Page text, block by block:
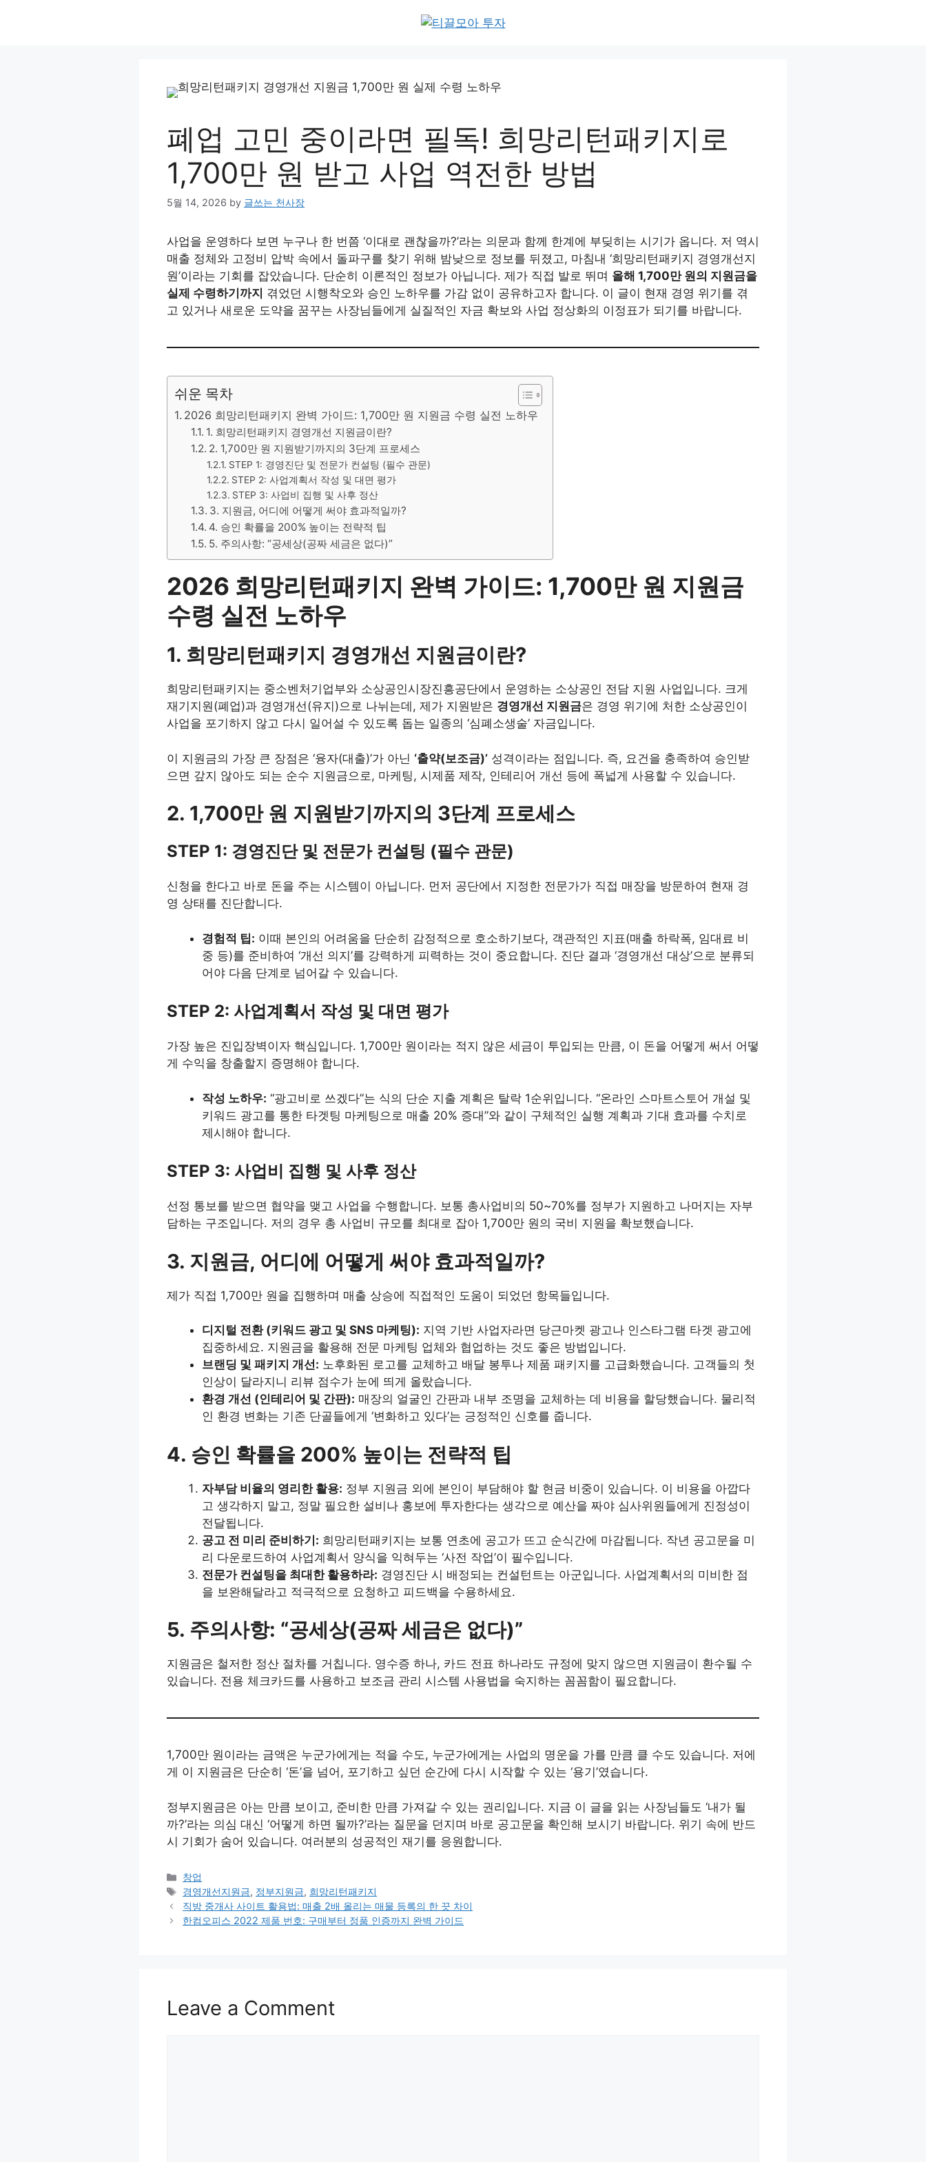
폐업 고민 중이라면 필독! 희망리턴패키지로
1,700만 원 받고 사업 역전한 방법
5월 14, 2026 by 글쓰는 천사장
사업을 운영하다 보면 누구나 한 번쯤 ‘이대로 괜찮을까?’라는 의문과 함께 한계에 부딪히는 시기가 옵니다. 저 역시
매출 정체와 고정비 압박 속에서 돌파구를 찾기 위해 밤낮으로 정보를 뒤졌고, 마침내 ‘희망리턴패키지 경영개선지
원’이라는 기회를 잡았습니다. 단순히 이론적인 정보가 아닙니다. 제가 직접 발로 뛰며 올해 1,700만 원의 지원금을
실제 수령하기까지 겪었던 시행착오와 승인 노하우를 가감 없이 공유하고자 합니다. 이 글이 현재 경영 위기를 겪
고 있거나 새로운 도약을 꿈꾸는 사장님들에게 실질적인 자금 확보와 사업 정상화의 이정표가 되기를 바랍니다.
쉬운 목차
2026 희망리턴패키지 완벽 가이드: 1,700만 원 지원금 수령 실전 노하우
1. 희망리턴패키지 경영개선 지원금이란?
2. 1,700만 원 지원받기까지의 3단계 프로세스
STEP 1: 경영진단 및 전문가 컨설팅 (필수 관문)
STEP 2: 사업계획서 작성 및 대면 평가
STEP 3: 사업비 집행 및 사후 정산
3. 지원금, 어디에 어떻게 써야 효과적일까?
4. 승인 확률을 200% 높이는 전략적 팁
5. 주의사항: “공세상(공짜 세금은 없다)”
2026 희망리턴패키지 완벽 가이드: 1,700만 원 지원금
수령 실전 노하우
1. 희망리턴패키지 경영개선 지원금이란?
희망리턴패키지는 중소벤처기업부와 소상공인시장진흥공단에서 운영하는 소상공인 전담 지원 사업입니다. 크게
재기지원(폐업)과 경영개선(유지)으로 나뉘는데, 제가 지원받은 경영개선 지원금은 경영 위기에 처한 소상공인이
사업을 포기하지 않고 다시 일어설 수 있도록 돕는 일종의 ‘심폐소생술’ 자금입니다.
이 지원금의 가장 큰 장점은 ‘융자(대출)’가 아닌 ‘출약(보조금)’ 성격이라는 점입니다. 즉, 요건을 충족하여 승인받
으면 갚지 않아도 되는 순수 지원금으로, 마케팅, 시제품 제작, 인테리어 개선 등에 폭넓게 사용할 수 있습니다.
2. 1,700만 원 지원받기까지의 3단계 프로세스
STEP 1: 경영진단 및 전문가 컨설팅 (필수 관문)
신청을 한다고 바로 돈을 주는 시스템이 아닙니다. 먼저 공단에서 지정한 전문가가 직접 매장을 방문하여 현재 경
영 상태를 진단합니다.
경험적 팁: 이때 본인의 어려움을 단순히 감정적으로 호소하기보다, 객관적인 지표(매출 하락폭, 임대료 비
중 등)를 준비하여 ‘개선 의지’를 강력하게 피력하는 것이 중요합니다. 진단 결과 ‘경영개선 대상’으로 분류되
어야 다음 단계로 넘어갈 수 있습니다.
STEP 2: 사업계획서 작성 및 대면 평가
가장 높은 진입장벽이자 핵심입니다. 1,700만 원이라는 적지 않은 세금이 투입되는 만큼, 이 돈을 어떻게 써서 어떻
게 수익을 창출할지 증명해야 합니다.
작성 노하우: “광고비로 쓰겠다”는 식의 단순 지출 계획은 탈락 1순위입니다. “온라인 스마트스토어 개설 및
키워드 광고를 통한 타겟팅 마케팅으로 매출 20% 증대”와 같이 구체적인 실행 계획과 기대 효과를 수치로
제시해야 합니다.
STEP 3: 사업비 집행 및 사후 정산
선정 통보를 받으면 협약을 맺고 사업을 수행합니다. 보통 총사업비의 50~70%를 정부가 지원하고 나머지는 자부
담하는 구조입니다. 저의 경우 총 사업비 규모를 최대로 잡아 1,700만 원의 국비 지원을 확보했습니다.
3. 지원금, 어디에 어떻게 써야 효과적일까?
제가 직접 1,700만 원을 집행하며 매출 상승에 직접적인 도움이 되었던 항목들입니다.
디지털 전환 (키워드 광고 및 SNS 마케팅): 지역 기반 사업자라면 당근마켓 광고나 인스타그램 타겟 광고에
집중하세요. 지원금을 활용해 전문 마케팅 업체와 협업하는 것도 좋은 방법입니다.
브랜딩 및 패키지 개선: 노후화된 로고를 교체하고 배달 봉투나 제품 패키지를 고급화했습니다. 고객들의 첫
인상이 달라지니 리뷰 점수가 눈에 띄게 올랐습니다.
환경 개선 (인테리어 및 간판): 매장의 얼굴인 간판과 내부 조명을 교체하는 데 비용을 할당했습니다. 물리적
인 환경 변화는 기존 단골들에게 ‘변화하고 있다’는 긍정적인 신호를 줍니다.
4. 승인 확률을 200% 높이는 전략적 팁
자부담 비율의 영리한 활용: 정부 지원금 외에 본인이 부담해야 할 현금 비중이 있습니다. 이 비용을 아깝다
고 생각하지 말고, 정말 필요한 설비나 홍보에 투자한다는 생각으로 예산을 짜야 심사위원들에게 진정성이
전달됩니다.
공고 전 미리 준비하기: 희망리턴패키지는 보통 연초에 공고가 뜨고 순식간에 마감됩니다. 작년 공고문을 미
리 다운로드하여 사업계획서 양식을 익혀두는 ‘사전 작업’이 필수입니다.
전문가 컨설팅을 최대한 활용하라: 경영진단 시 배정되는 컨설턴트는 아군입니다. 사업계획서의 미비한 점
을 보완해달라고 적극적으로 요청하고 피드백을 수용하세요.
5. 주의사항: “공세상(공짜 세금은 없다)”
지원금은 철저한 정산 절차를 거칩니다. 영수증 하나, 카드 전표 하나라도 규정에 맞지 않으면 지원금이 환수될 수
있습니다. 전용 체크카드를 사용하고 보조금 관리 시스템 사용법을 숙지하는 꼼꼼함이 필요합니다.
1,700만 원이라는 금액은 누군가에게는 적을 수도, 누군가에게는 사업의 명운을 가를 만큼 클 수도 있습니다. 저에
게 이 지원금은 단순히 ‘돈’을 넘어, 포기하고 싶던 순간에 다시 시작할 수 있는 ‘용기’였습니다.
정부지원금은 아는 만큼 보이고, 준비한 만큼 가져갈 수 있는 권리입니다. 지금 이 글을 읽는 사장님들도 ‘내가 될
까?’라는 의심 대신 ‘어떻게 하면 될까?’라는 질문을 던지며 바로 공고문을 확인해 보시기 바랍니다. 위기 속에 반드
시 기회가 숨어 있습니다. 여러분의 성공적인 재기를 응원합니다.
Categories
창업
Tags
경영개선지원금, 정부지원금, 희망리턴패키지
직방 중개사 사이트 활용법: 매출 2배 올리는 매물 등록의 한 끗 차이
한컴오피스 2022 제품 번호: 구매부터 정품 인증까지 완벽 가이드
Leave a Comment